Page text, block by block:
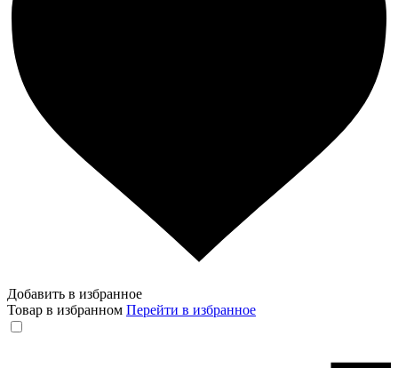
Добавить в избранное
Товар в избранном Перейти в избранное